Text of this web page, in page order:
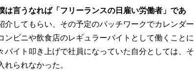
言うなれば「フリーランスの日雇い労働者」であ
してもらい、その予定のパッチワークでカレンダー
ビニや飲食店のレギュラーバイトとして働くことに
イト叩き上げで社員になっていた自分としては、そ
られなかった。